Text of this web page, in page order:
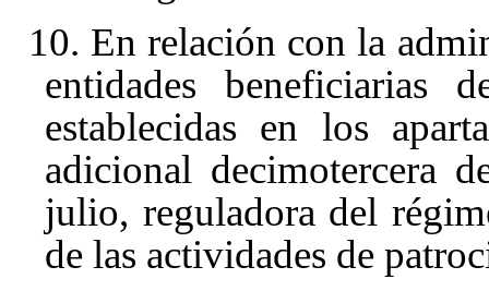
10. En relación con la
entidades beneficiarias
establecidas en los
adicional decimotercera
julio, reguladora del
de las actividades de